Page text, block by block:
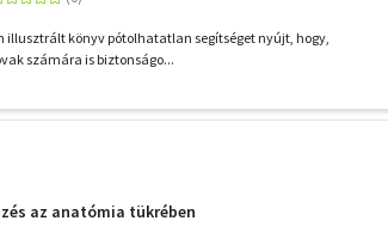
illusztrált könyv pótolhatatlan segítséget nyújt, hogy,
számára is biztonságo...
az anatómia tükrében